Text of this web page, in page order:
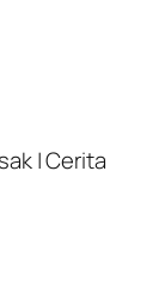
| Cerita